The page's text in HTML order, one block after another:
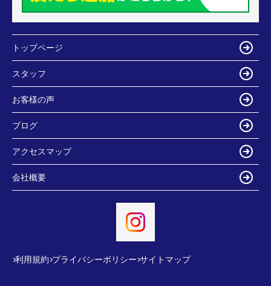
トップページ
スタッフ
お客様の声
ブログ
アクセスマップ
会社概要
利用規約 プライバシーポリシー サイトマップ